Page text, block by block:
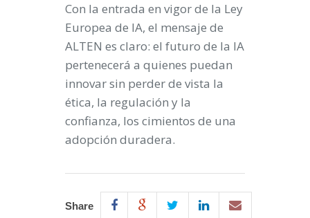
Con la entrada en vigor de la Ley
Europea de IA, el mensaje de
ALTEN es claro: el futuro de la IA
pertenecerá a quienes puedan
innovar sin perder de vista la
ética, la regulación y la
confianza, los cimientos de una
adopción duradera.
Share